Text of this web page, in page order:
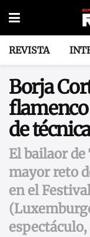
REVISTA
Borja
de
El bailaor
mayor reto
en el
espectáculo,